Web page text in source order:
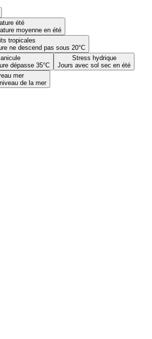
été
moyenne en été
tropicales
ne descend pas sous 20°C
dépasse 35°C
Stress hydrique
Jours avec sol sec en été
mer
de la mer